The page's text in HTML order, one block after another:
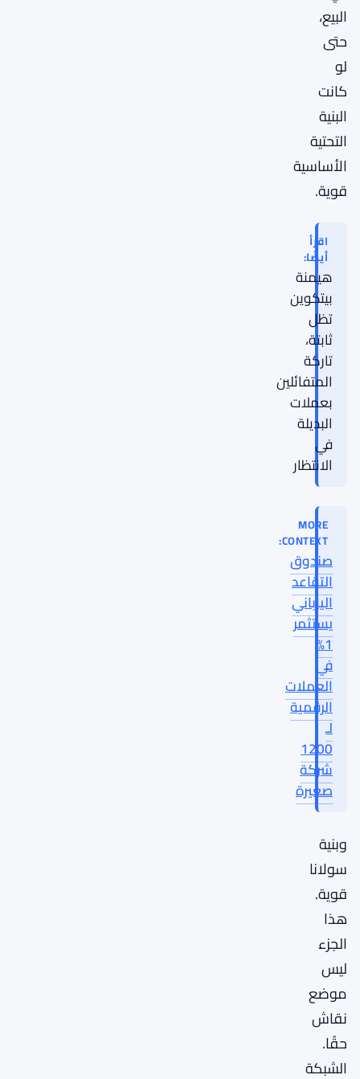
البيع،
حتى
لو
كانت
البنية
التحتية
الأساسية
قوية.
اقرأ
أيضًا:
هيمنة
بيتكوين
تظل
ثابتة،
تاركة
المتفائلين
بعملات
البديلة
في
الانتظار
MORE
CONTEXT:
صندوق
التقاعد
الياباني
يستثمر
1%
في
العملات
الرقمية
لـ
1200
شركة
صغيرة
وبنية
سولانا
قوية.
هذا
الجزء
ليس
موضع
نقاش
حقًا.
الشبكة